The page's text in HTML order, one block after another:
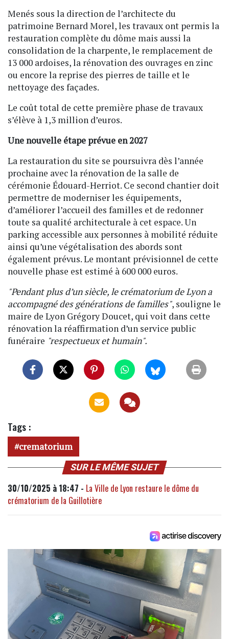
Menés sous la direction de l’architecte du
patrimoine Bernard Morel, les travaux ont permis la
restauration complète du dôme mais aussi la
consolidation de la charpente, le remplacement de
13 000 ardoises, la rénovation des ouvrages en zinc
ou encore la reprise des pierres de taille et le
nettoyage des façades.
Le coût total de cette première phase de travaux
s’élève à 1,3 million d’euros.
Une nouvelle étape prévue en 2027
La restauration du site se poursuivra dès l’année
prochaine avec la rénovation de la salle de
cérémonie Édouard-Herriot. Ce second chantier doit
permettre de moderniser les équipements,
d’améliorer l’accueil des familles et de redonner
toute sa qualité architecturale à cet espace. Un
parking accessible aux personnes à mobilité réduite
ainsi qu’une végétalisation des abords sont
également prévus. Le montant prévisionnel de cette
nouvelle phase est estimé à 600 000 euros.
"Pendant plus d’un siècle, le crématorium de Lyon a
accompagné des générations de familles", souligne le
maire de Lyon Grégory Doucet, qui voit dans cette
rénovation la réaffirmation d’un service public
funéraire "respectueux et humain".
Tags :
crematorium
SUR LE MÊME SUJET
30/10/2025 à 18:47 - La Ville de Lyon restaure le dôme du
crématorium de la Guillotière